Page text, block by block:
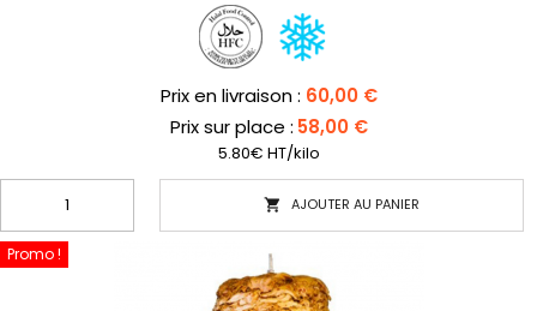
Prix
Prix en livraison : 60,00 €
Prix sur place : 58,00 €
5.80€ HT/kilo
 AJOUTER AU PANIER
Promo !